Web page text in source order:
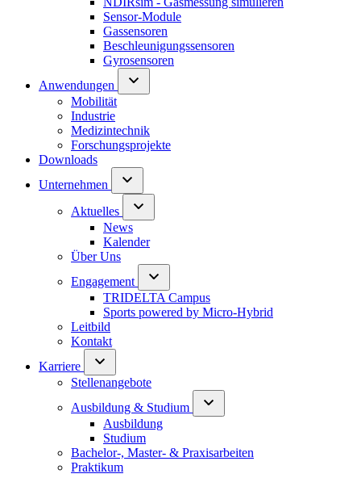
Sensor-Module
Gassensoren
Beschleunigungssensoren
Gyrosensoren
Anwendungen
Mobilität
Industrie
Medizintechnik
Forschungsprojekte
Downloads
Unternehmen
Aktuelles
News
Kalender
Über Uns
Engagement
TRIDELTA Campus
Sports powered by Micro-Hybrid
Leitbild
Kontakt
Karriere
Stellenangebote
Ausbildung & Studium
Ausbildung
Studium
Bachelor-, Master- & Praxisarbeiten
Praktikum